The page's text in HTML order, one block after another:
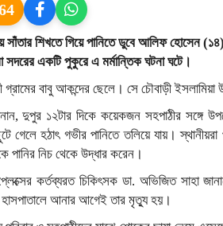
সাঁতার শিখতে গিয়ে পানিতে ডুবে আলিফ হোসেন
একটি পুকুরে এ মর্মান্তিক ঘটনা ঘটে।
বাবু আকন্দের ছেলে। সে চৌবাড়ী ইসলামিয়া
দুপুর ১২টার দিকে কয়েকজন সহপাঠীর সঙ্গে
হঠাৎ গভীর পানিতে তলিয়ে যায়। স্থানীয়রা
পানির নিচ থেকে উদ্ধার করেন।
কর্তব্যরত চিকিৎসক ডা. অভিজিত সাহা
আনার আগেই তার মৃত্যু হয়।